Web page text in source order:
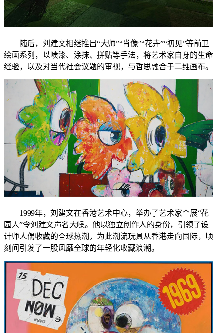
随后，刘建文相继推出“大师”“肖像”“花卉”“初见”等前卫
绘画系列，以喷漆、涂抹、拼贴等手法，将艺术家自身的生命
经验，以及对当代社会议题的审视，与哲思融合于二维画布。
1999年，刘建文在香港艺术中心，举办了艺术家个展“花
园人”令刘建文声名大噪。他以独立创作人的身份，引领了设
计师人偶收藏的全球热潮，为此潮流玩具从香港走向国际，顷
刻间引发了一股风靡全球的年轻化收藏浪潮。